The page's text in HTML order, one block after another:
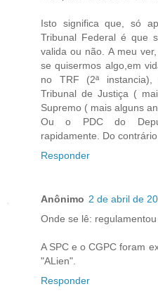
Isto significa que, só
Tribunal Federal é que
valida ou não. A meu
se quisermos algo,em
no TRF (2ª
Tribunal de Justiça (
Supremo ( mais alguns
Ou o PDC do
rapidamente. Do
Responder
Anônimo 2 de abril de
Onde se lê:
A SPC e o CGPC foram
"ALien".
Responder